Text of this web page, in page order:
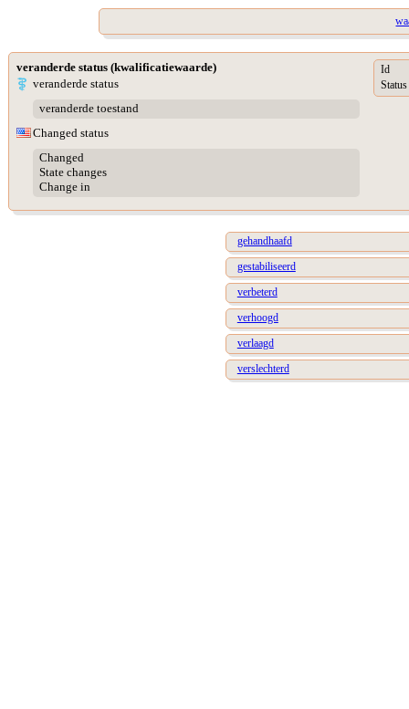
veranderde status (kwalificatiewaarde)
veranderde status
veranderde toestand
Changed status
Changed
State changes
Change in
Id
Status
gehandhaafd
gestabiliseerd
verbeterd
verhoogd
verlaagd
verslechterd